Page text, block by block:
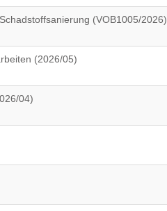
(VOB1005/2026)
(2026/05)
04)